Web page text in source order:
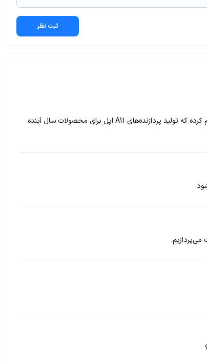
ثبت نظر
با اینکه هنوز آیفون‌های سال ۲۰۱۶ اپل رسما معرفی و وارد بازار نشده‌اند، خبرهایی در مورد محصول سال ۲۰۱۷ این شرکت نیز به‌گوش می‌رسد. TSMC اعلام کرده که تولید پردازنده‌های A11 اپل برای محصولات سال آینده